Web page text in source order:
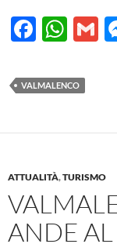
F
e
b
o
k
W
at
s
A
p
G
VALMALENCO
ATTUALITÀ,TURISMO
ANDE